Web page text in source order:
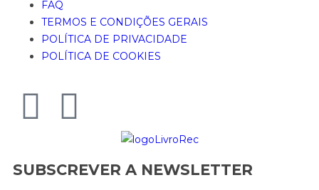
FAQ
TERMOS E CONDIÇÕES GERAIS
POLÍTICA DE PRIVACIDADE
POLÍTICA DE COOKIES
SUBSCREVER A NEWSLETTER